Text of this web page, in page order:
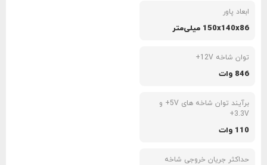
ابعاد پاور
150x140x86 میلی‌متر
توان شاخه 12V+
846 وات
برآیند توان شاخه های 5V+ و
3.3V+
110 وات
حداکثر جریان خروجی شاخه